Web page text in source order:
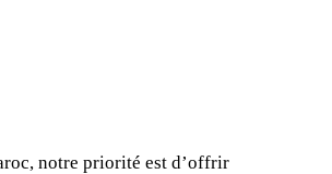
notre priorité est d’offrir